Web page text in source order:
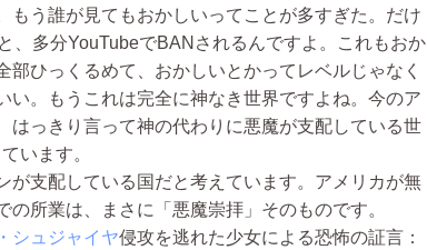
もう誰が見てもおかしいってことが多すぎた。だけ
、多分YouTubeでBANされるんですよ。これもおか
部ひっくるめて、おかしいとかってレベルじゃなく
。もうこれは完全に神なき世界ですよね。今のア
はっきり言って神の代わりに悪魔が支配している世
います。
支配している国だと考えています。アメリカが無
所業は、まさに「悪魔崇拝」そのものです。
シュジャイヤ侵攻を逃れた少女による恐怖の証言：